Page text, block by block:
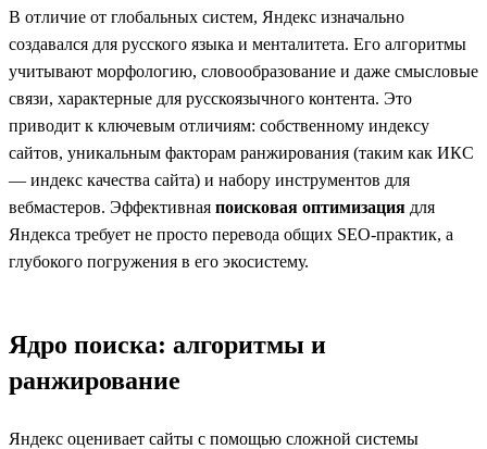
В отличие от глобальных систем, Яндекс изначально
создавался для русского языка и менталитета. Его алгоритмы
учитывают морфологию, словообразование и даже смысловые
связи, характерные для русскоязычного контента. Это
приводит к ключевым отличиям: собственному индексу
сайтов, уникальным факторам ранжирования (таким как ИКС
— индекс качества сайта) и набору инструментов для
вебмастеров. Эффективная поисковая оптимизация для
Яндекса требует не просто перевода общих SEO-практик, а
глубокого погружения в его экосистему.
Ядро поиска: алгоритмы и
ранжирование
Яндекс оценивает сайты с помощью сложной системы